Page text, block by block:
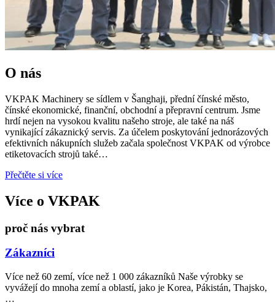
O nás
VKPAK Machinery se sídlem v Šanghaji, přední čínské město,
čínské ekonomické, finanční, obchodní a přepravní centrum. Jsme
hrdí nejen na vysokou kvalitu našeho stroje, ale také na náš
vynikající zákaznický servis. Za účelem poskytování jednorázových
efektivních nákupních služeb začala společnost VKPAK od výrobce
etiketovacích strojů také…
Přečtěte si více
Více o VKPAK
proč nás vybrat
Zákazníci
Více než 60 zemí, více než 1 000 zákazníků Naše výrobky se
vyvážejí do mnoha zemí a oblastí, jako je Korea, Pákistán, Thajsko,
…